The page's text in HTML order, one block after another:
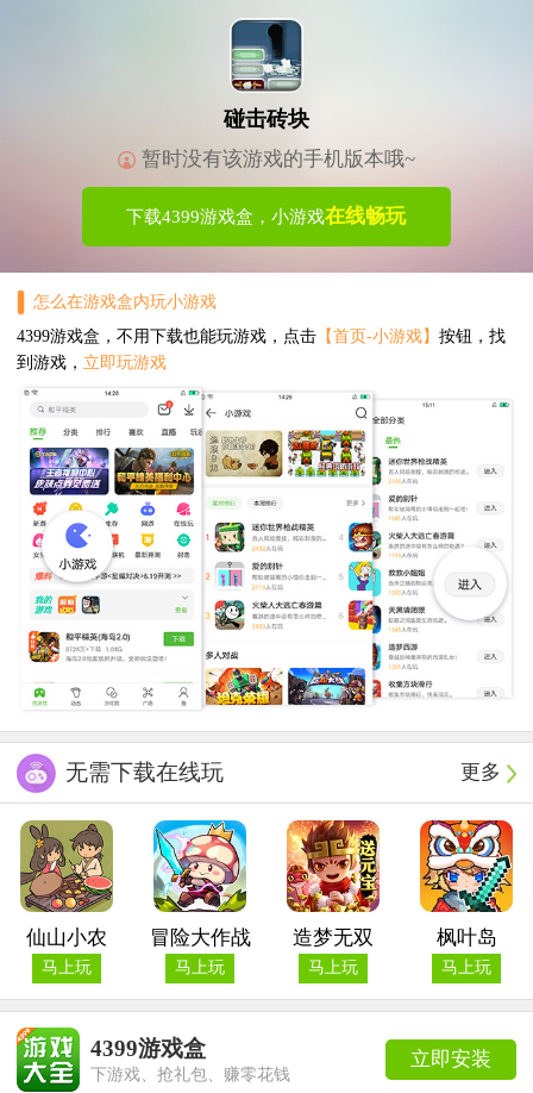
碰击砖块
暂时没有该游戏的手机版本哦~
下载4399游戏盒，小游戏在线畅玩
怎么在游戏盒内玩小游戏
4399游戏盒，不用下载也能玩游戏，点击【首页-小游戏】 按钮，找
到游戏， 立即玩游戏
更多
无需下载在线玩
仙山小农
马上玩
冒险大作战
马上玩
造梦无双
马上玩
枫叶岛
马上玩
立即安装
4399游戏盒
下游戏、抢礼包、赚零花钱